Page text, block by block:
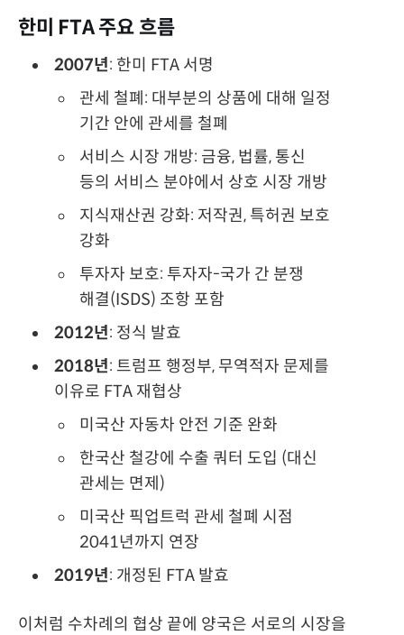
한미 FTA 주요 흐름
2007년: 한미 FTA 서명
관세 철폐: 대부분의 상품에 대해 일정
기간 안에 관세를 철폐
서비스 시장 개방: 금융, 법률, 통신
등의 서비스 분야에서 상호 시장 개방
지식재산권 강화: 저작권, 특허권 보호
강화
투자자 보호: 투자자-국가 간 분쟁
해결(ISDS) 조항 포함
2012년: 정식 발효
2018년: 트럼프 행정부, 무역적자 문제를
이유로 FTA 재협상
미국산 자동차 안전 기준 완화
한국산 철강에 수출 쿼터 도입 (대신
관세는 면제)
미국산 픽업트럭 관세 철폐 시점
2041년까지 연장
2019년: 개정된 FTA 발효
이처럼 수차례의 협상 끝에 양국은 서로의 시장을